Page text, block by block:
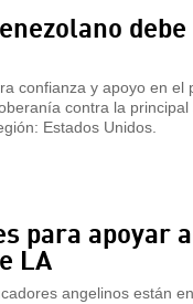
confianza y apoyo en el
contra la
Estados Unidos.
para apoyar
LA
angelinos están